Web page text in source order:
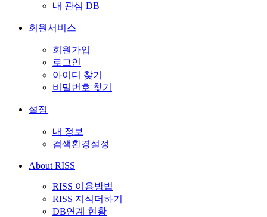
내 관심 DB
회원서비스
회원가입
로그인
아이디 찾기
비밀번호 찾기
설정
내 정보
검색환경설정
About RISS
RISS 이용방법
RISS 지식더하기
DB연계 현황